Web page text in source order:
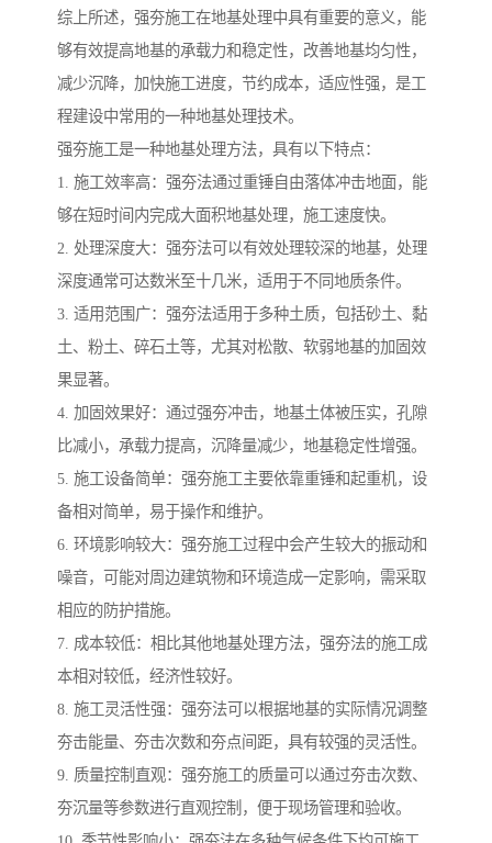
综上所述，强夯施工在地基处理中具有重要的意义，能
够有效提高地基的承载力和稳定性，改善地基均匀性，
减少沉降，加快施工进度，节约成本，适应性强，是工
程建设中常用的一种地基处理技术。
强夯施工是一种地基处理方法，具有以下特点：
1. 施工效率高：强夯法通过重锤自由落体冲击地面，能
够在短时间内完成大面积地基处理，施工速度快。
2. 处理深度大：强夯法可以有效处理较深的地基，处理
深度通常可达数米至十几米，适用于不同地质条件。
3. 适用范围广：强夯法适用于多种土质，包括砂土、黏
土、粉土、碎石土等，尤其对松散、软弱地基的加固效
果显著。
4. 加固效果好：通过强夯冲击，地基土体被压实，孔隙
比减小，承载力提高，沉降量减少，地基稳定性增强。
5. 施工设备简单：强夯施工主要依靠重锤和起重机，设
备相对简单，易于操作和维护。
6. 环境影响较大：强夯施工过程中会产生较大的振动和
噪音，可能对周边建筑物和环境造成一定影响，需采取
相应的防护措施。
7. 成本较低：相比其他地基处理方法，强夯法的施工成
本相对较低，经济性较好。
8. 施工灵活性强：强夯法可以根据地基的实际情况调整
夯击能量、夯击次数和夯点间距，具有较强的灵活性。
9. 质量控制直观：强夯施工的质量可以通过夯击次数、
夯沉量等参数进行直观控制，便于现场管理和验收。